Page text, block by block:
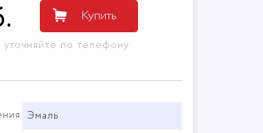
. Купить
по телефону
Эмаль